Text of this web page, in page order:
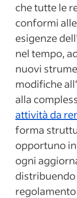
che tutte le
conformi
esigenze
nel tempo,
nuovi
modifiche
alla
attività da
forma
opportuno
ogni
distribuendo